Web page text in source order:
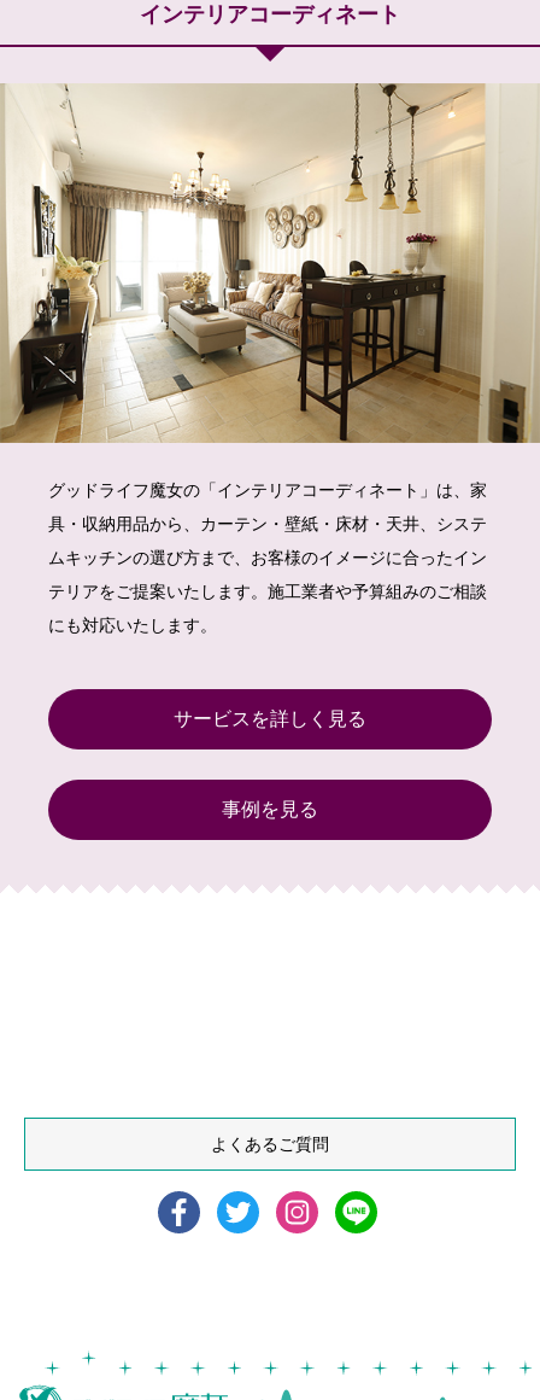
インテリアコーディネート
グッドライフ魔女の「インテリアコーディネート」は、家
具・収納用品から、カーテン・壁紙・床材・天井、システ
ムキッチンの選び方まで、お客様のイメージに合ったイン
テリアをご提案いたします。施工業者や予算組みのご相談
にも対応いたします。
サービスを詳しく見る
事例を見る
よくあるご質問